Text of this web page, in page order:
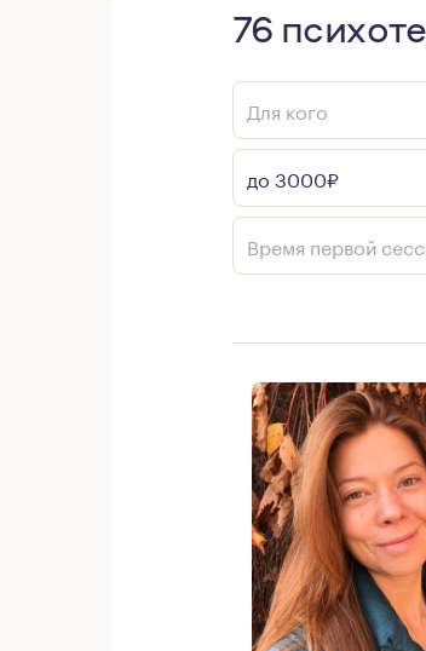
76
Для кого
до 3000₽
Время первой